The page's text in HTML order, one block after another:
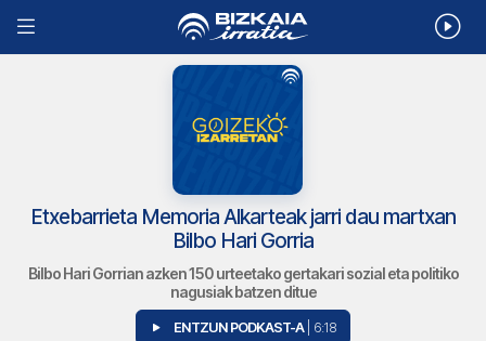
Etxebarrieta Memoria Alkarteak jarri dau martxan
Bilbo Hari Gorria
Bilbo Hari Gorrian azken 150 urteetako gertakari sozial eta politiko
nagusiak batzen ditue
ENTZUN PODKAST-A | 6:18